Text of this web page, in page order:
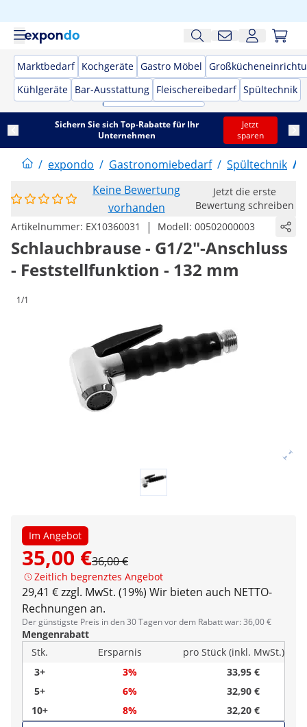
Marktbedarf Kochgeräte Gastro Möbel
Kühlgeräte Bar-Ausstattung Fleischereibedarf Spültechnik
Sichern Sie sich Top-Rabatte für Ihr
Unternehmen
Jetzt
sparen
/ expondo / Gastronomiebedarf / Spültechnik /
Keine Bewertung
vorhanden
Jetzt die erste
Bewertung schreiben
Artikelnummer: EX10360031 | Modell: 00502000003
Schlauchbrause - G1/2"-Anschluss
- Feststellfunktion - 132 mm
1/1
Im Angebot
35,00 €36,00 €
Zeitlich begrenztes Angebot
29,41 € zzgl. MwSt. (19%) Wir bieten auch NETTO-
Rechnungen an.
Der günstigste Preis in den 30 Tagen vor dem Rabatt war: 36,00 €
Mengenrabatt
Stk.
Ersparnis
pro Stück (inkl. MwSt.)
3+
3%
33,95 €
5+
6%
32,90 €
10+
8%
32,20 €